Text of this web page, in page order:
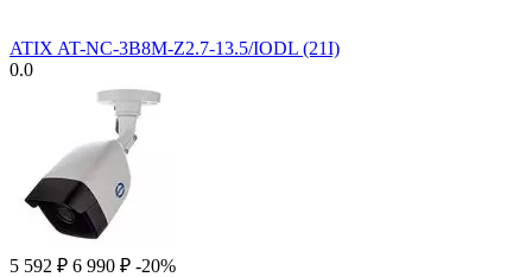
ATIX AT-NC-3B8M-Z2.7-13.5/IODL (21I)
0.0
5 592 ₽ 6 990 ₽ -20%